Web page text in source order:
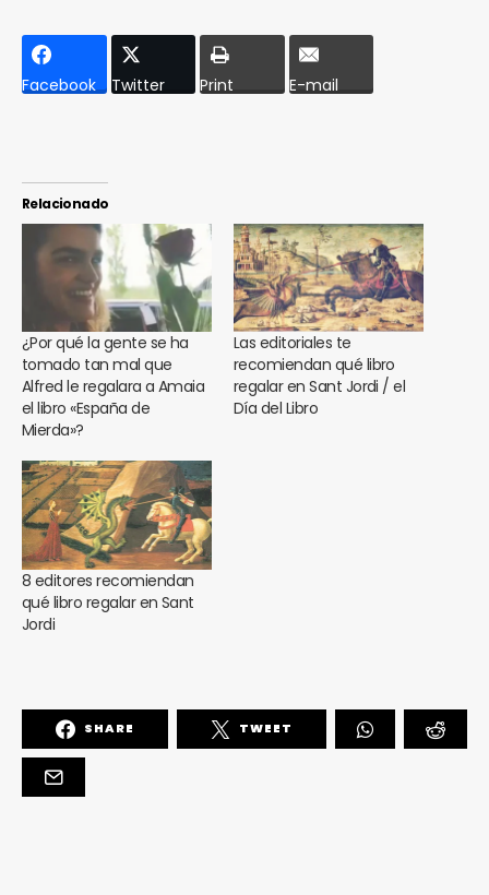
Facebook Twitter Print E-mail
Relacionado
¿Por qué la gente se ha
tomado tan mal que
Alfred le regalara a Amaia
el libro «España de
Mierda»?
Las editoriales te
recomiendan qué libro
regalar en Sant Jordi / el
Día del Libro
8 editores recomiendan
qué libro regalar en Sant
Jordi
SHARE TWEET